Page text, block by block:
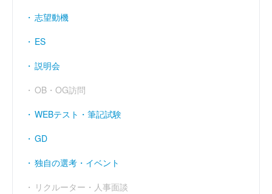
志望動機
ES
説明会
OB・OG訪問
WEBテスト・筆記試験
GD
独自の選考・イベント
リクルーター・人事面談